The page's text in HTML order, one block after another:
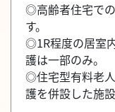
◎高齢者住宅で
す。
◎1R程度の居室
護は一部のみ。
◎住宅型有料老
護を併設した施設